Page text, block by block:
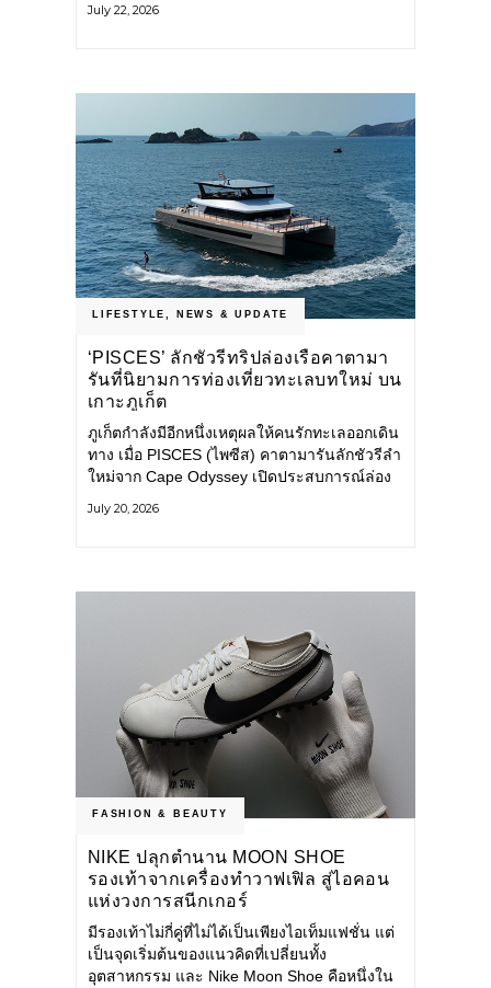
แหลมพันวา ทางตะวันออกเฉียงใต้ของเกาะ
July 22, 2026
LIFESTYLE, NEWS & UPDATE
‘PISCES’ ลักชัวรีทริปล่องเรือคาตามา
รันที่นิยามการท่องเที่ยวทะเลบทใหม่ บน
เกาะภูเก็ต
ภูเก็ตกำลังมีอีกหนึ่งเหตุผลให้คนรักทะเลออกเดิน
ทาง เมื่อ PISCES (ไพซีส) คาตามารันลักชัวรีลำ
ใหม่จาก Cape Odyssey เปิดประสบการณ์ล่อง
ไป ผสานความสะดวกสบายแบบโรงแรมระดับ
July 20, 2026
FASHION & BEAUTY
NIKE ปลุกตำนาน MOON SHOE
รองเท้าจากเครื่องทำวาฟเฟิล สู่ไอคอน
แห่งวงการสนีกเกอร์
มีรองเท้าไม่กี่คู่ที่ไม่ได้เป็นเพียงไอเท็มแฟชั่น แต่
เป็นจุดเริ่มต้นของแนวคิดที่เปลี่ยนทั้ง
อุตสาหกรรม และ Nike Moon Shoe คือหนึ่งใน